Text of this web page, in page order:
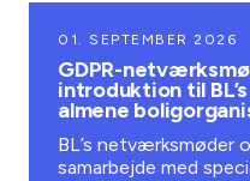
01. SEPTEMBER 2026
GDPR-
introduktion til
almene
BL’s netværksmøder
samarbejde med